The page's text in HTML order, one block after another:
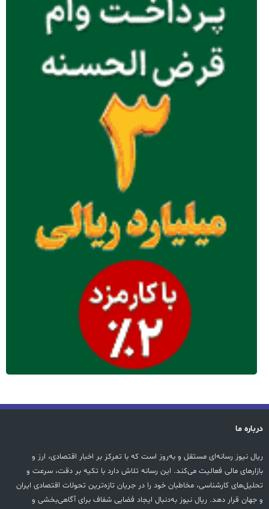
درباره ما
ریال نیوز رسانه‌ای مستقل و به‌روز است که با تمرکز بر اخبار اقتصادی، ارز و
بازارهای مالی فعالیت می‌کند. این رسانه تلاش دارد با تکیه بر دقت، سرعت و
تحلیل‌های کارشناسی، مخاطبان خود را در جریان تازه‌ترین تحولات اقتصادی ایران
و جهان قرار دهد. ریال نیوز به‌دنبال ایجاد فضایی شفاف برای آگاهی‌بخشی و